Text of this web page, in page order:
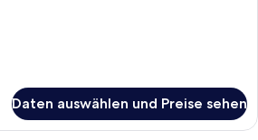
Daten auswählen und Preise sehen